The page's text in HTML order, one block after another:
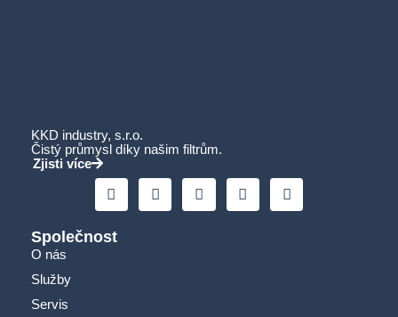
KKD industry, s.r.o.
Čistý průmysl díky našim filtrům.
Zjisti více
Společnost
O nás
Služby
Servis